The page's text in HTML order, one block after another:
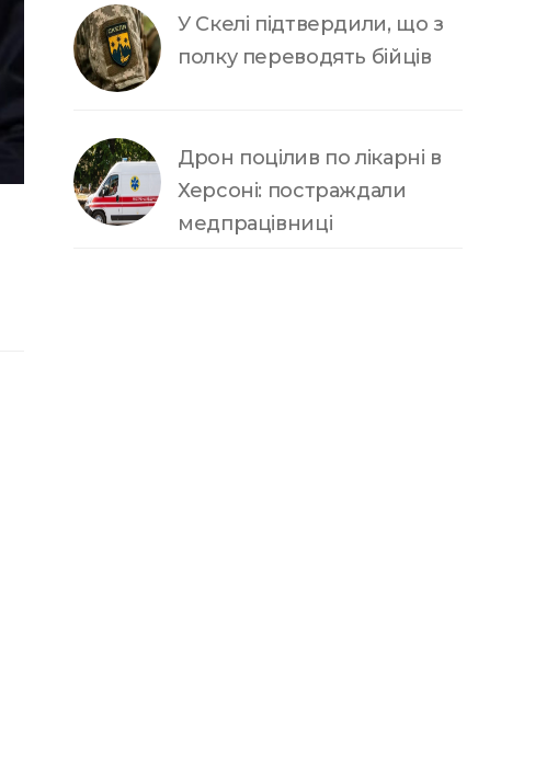
У Скелі підтвердили, що з
полку переводять бійців
Дрон поцілив по лікарні в
Херсоні: постраждали
медпрацівниці